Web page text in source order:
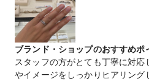
この店舗のおすすめ特典情報
マイナビ限定＼土日祝早得特典／11
1,000円分ギフトカード
うな彫りが施された指輪を選んで
うなデザインで良かったです。
商品名 Tw22
マイナビ限定 来店特典
ブランド・ショップのおすすめポ
スタッフの方がとても丁寧に対
やイメージをしっかりヒアリン